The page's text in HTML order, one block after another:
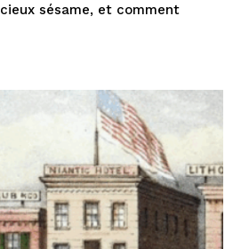
sésame, et comment